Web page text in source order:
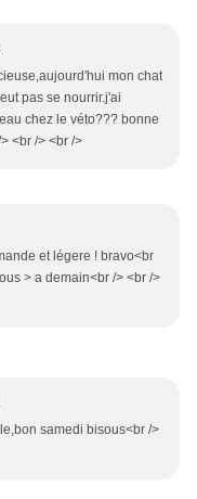
mon chat
pas se nourrir.j'ai
chez le véto??? bonne
<br /> <br />
et légere ! bravo<br
> a demain<br /> <br />
samedi bisous<br />